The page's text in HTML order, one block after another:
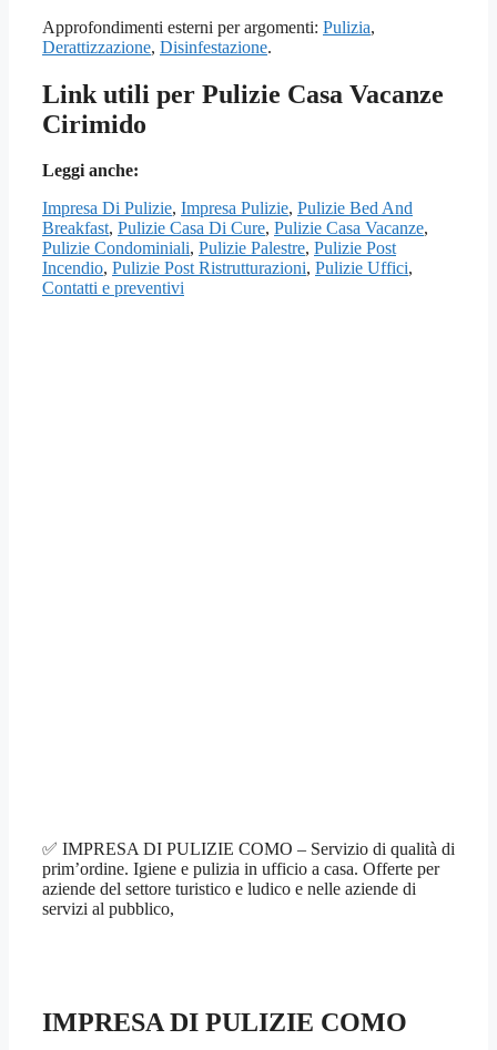
Approfondimenti esterni per argomenti: Pulizia,
Derattizzazione, Disinfestazione.
Link utili per Pulizie Casa Vacanze
Cirimido
Leggi anche:
Impresa Di Pulizie, Impresa Pulizie, Pulizie Bed And
Breakfast, Pulizie Casa Di Cure, Pulizie Casa Vacanze,
Pulizie Condominiali, Pulizie Palestre, Pulizie Post
Incendio, Pulizie Post Ristrutturazioni, Pulizie Uffici,
Contatti e preventivi
✅ IMPRESA DI PULIZIE COMO – Servizio di qualità di
prim’ordine. Igiene e pulizia in ufficio a casa. Offerte per
aziende del settore turistico e ludico e nelle aziende di
servizi al pubblico,
IMPRESA DI PULIZIE COMO